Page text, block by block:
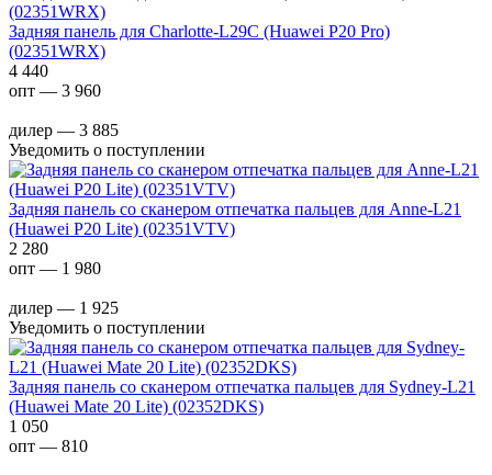
Задняя панель для Charlotte-L29C (Huawei P20 Pro)
(02351WRX)
4 440
опт — 3 960
дилер — 3 885
Уведомить о поступлении
Задняя панель со сканером отпечатка пальцев для Anne-L21
(Huawei P20 Lite) (02351VTV)
2 280
опт — 1 980
дилер — 1 925
Уведомить о поступлении
Задняя панель со сканером отпечатка пальцев для Sydney-L21
(Huawei Mate 20 Lite) (02352DKS)
1 050
опт — 810